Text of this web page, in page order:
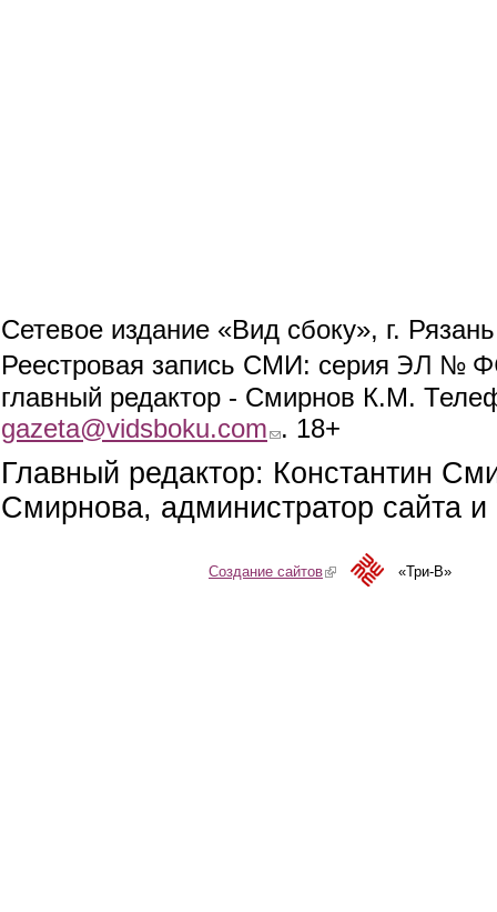
Сетевое издание «Вид сбоку», г.
Реестровая запись СМИ: серия ЭЛ №
главный редактор - Смирнов К.М.
gazeta@vidsboku.com (link sends e-mail)
. 18+
Главный редактор: Константин
Смирнова, администратор сайта
Создание сайтов(link is external)«Три-В»